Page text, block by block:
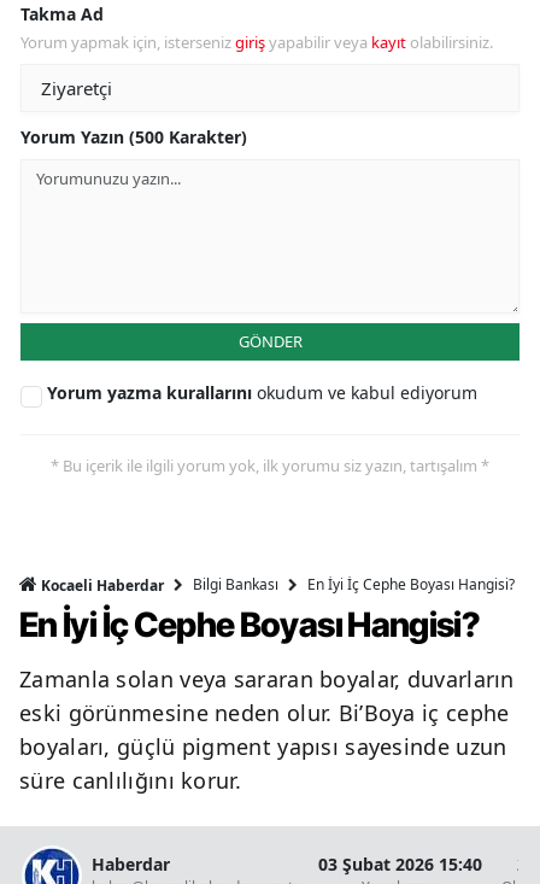
Takma Ad
Yorum yapmak için, istersenizgirişyapabilir veya kayıt olabilirsiniz.
Yorum Yazın (500 Karakter)
GÖNDER
Yorum yazma kurallarını okudum ve kabul ediyorum
* Bu içerik ile ilgili yorum yok, ilk yorumu siz yazın, tartışalım *
Kocaeli Haberdar Bilgi Bankası En İyi İç Cephe Boyası Hangisi?
En İyi İç Cephe Boyası Hangisi?
Zamanla solan veya sararan boyalar, duvarların
eski görünmesine neden olur. Bi’Boya iç cephe
boyaları, güçlü pigment yapısı sayesinde uzun
süre canlılığını korur.
Haberdar 03 Şubat 2026 15:40 2